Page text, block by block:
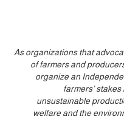
As organizations that
of farmers and
organize an
farmers’
unsustainable
welfare and the